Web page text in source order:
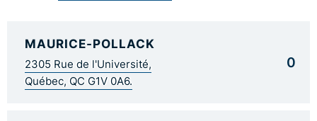
MAURICE-POLLACK
2305 Rue de l'Université,
Québec, QC G1V 0A6.
0